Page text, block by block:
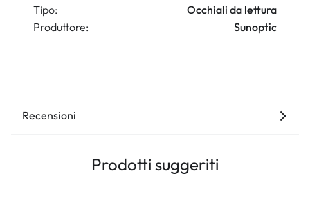
Tipo:
Occhiali da lettura
Produttore:
Sunoptic
Recensioni
Prodotti suggeriti